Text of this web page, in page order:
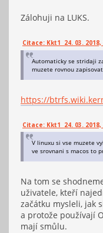
Zálohuji na LUKS.
Citace: Kkt1 24. 03. 2018,
Automaticky se stridaji
muzete rovnou
https://
Citace: Kkt1 24. 03. 2018,
V linuxu si vse muzete
ve srovnani s macos to
Na tom se
uživatele, kteří
začátku mysleli, jak
a protože používají
mají smůlu.